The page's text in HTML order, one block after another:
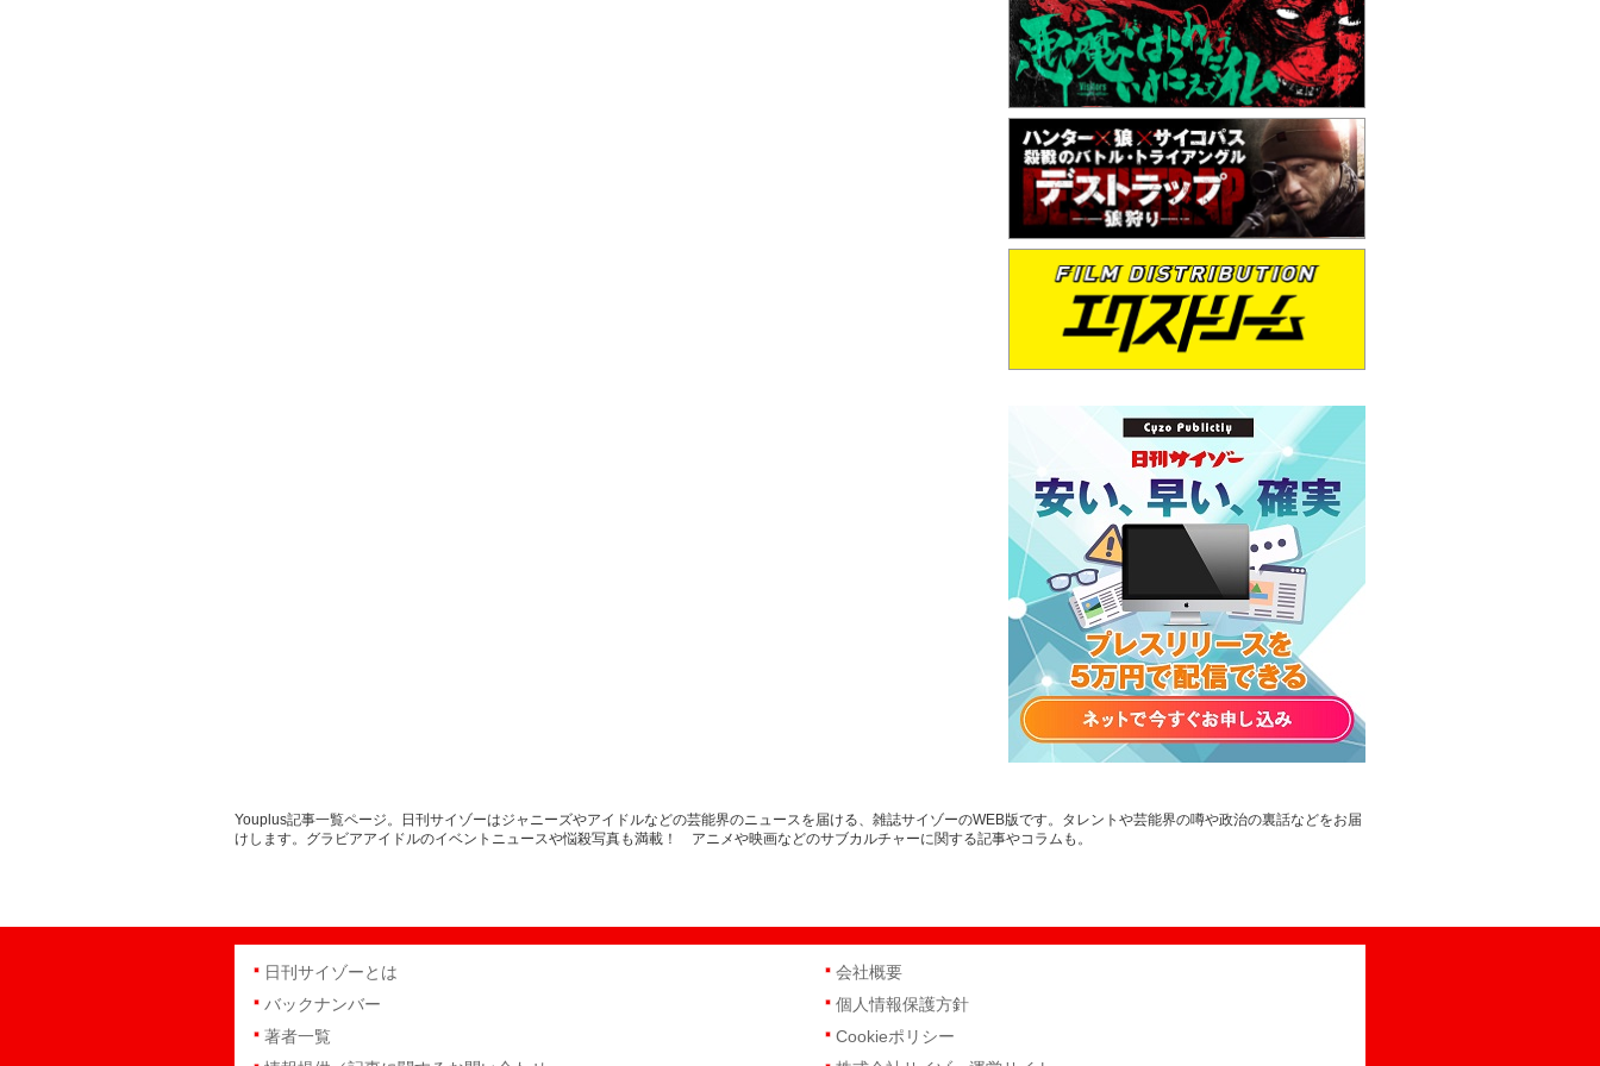
Youplus記事一覧ページ。日刊サイゾーはジャニーズやアイドルなどの芸能界のニュースを届ける、雑誌サイゾーのWEB版です。タレントや芸能界の噂や政治の裏話などをお届
けします。グラビアアイドルのイベントニュースや悩殺写真も満載！ アニメや映画などのサブカルチャーに関する記事やコラムも。
日刊サイゾーとは
バックナンバー
著者一覧
会社概要
個人情報保護方針
Cookieポリシー